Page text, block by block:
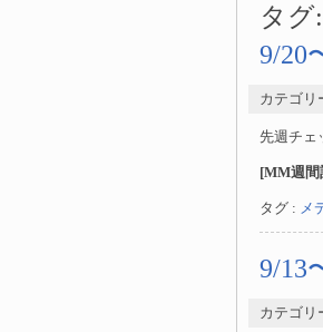
タグ:
9/20
カテゴリ
先週チェ
[MM週間
タグ : メ
9/13
カテゴリ